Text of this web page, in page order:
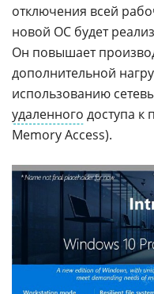
отключения всей
новой ОС будет
Он повышает
дополнительной
использованию
удаленного доступа к
Memory Access).